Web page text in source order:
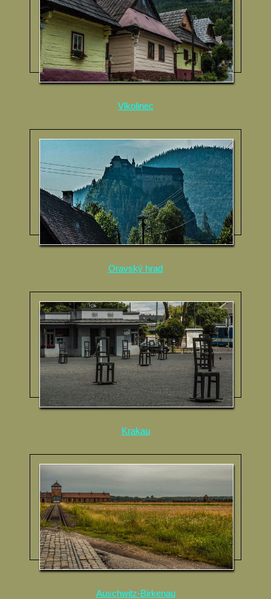
Vlkolinec
Oravský hrad
Krakau
Auschwitz-Birkenau